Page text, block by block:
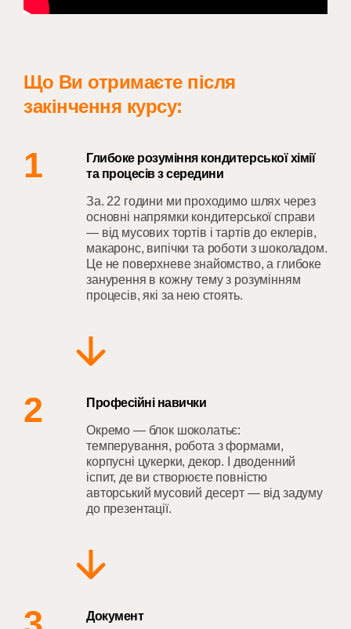
Що Ви отримаєте після
закінчення курсу:
1
Глибоке розуміння кондитерської хімії
та процесів з середини
За. 22 години ми проходимо шлях через
основні напрямки кондитерської справи
— від мусових тортів і тартів до еклерів,
макаронс, випічки та роботи з шоколадом.
Це не поверхневе знайомство, а глибоке
занурення в кожну тему з розумінням
процесів, які за нею стоять.
2 Професійні навички
Окремо — блок шоколатьє:
темперування, робота з формами,
корпусні цукерки, декор. І дводенний
іспит, де ви створюєте повністю
авторський мусовий десерт — від задуму
до презентації.
Документ